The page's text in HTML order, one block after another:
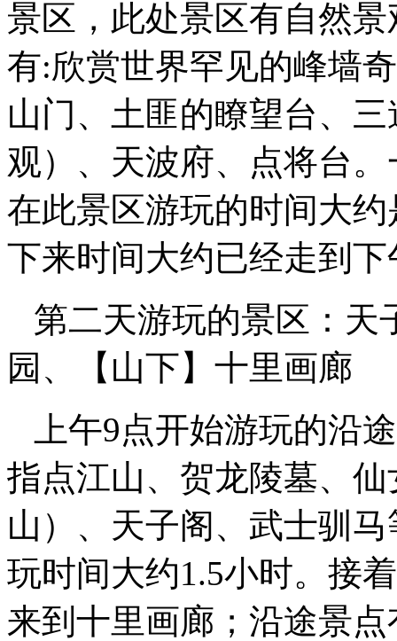
景区，此处景区有自然
有:欣赏世界罕见的峰墙
山门、土匪的瞭望台、
观）、天波府、点将台
在此景区游玩的时间大
下来时间大约已经走到
第二天游玩的景区：天
园、【山下】十里画廊
上午9点开始游玩的沿
指点江山、贺龙陵墓、
山）、天子阁、武士驯
玩时间大约1.5小时。接
来到十里画廊；沿途景